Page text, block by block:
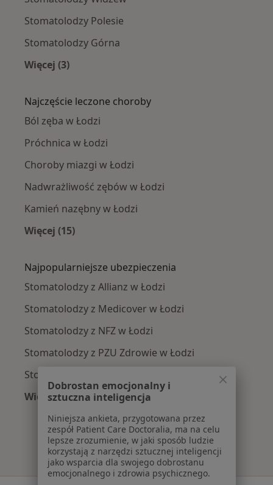
Stomatolodzy Polesie
Stomatolodzy Górna
Więcej (3)
Najczęście leczone choroby
Ból zęba w Łodzi
Próchnica w Łodzi
Choroby miazgi w Łodzi
Nadwrażliwość zębów w Łodzi
Kamień nazębny w Łodzi
Więcej (15)
Najpopularniejsze ubezpieczenia
Stomatolodzy z Allianz w Łodzi
Stomatolodzy z Medicover w Łodzi
Stomatolodzy z NFZ w Łodzi
Stomatolodzy z PZU Zdrowie w Łodzi
Stomatolodzy z Signal Iduna w Łodzi
Więcej (2)
Dobrostan emocjonalny i
sztuczna inteligencja
Niniejsza ankieta, przygotowana przez
zespół Patient Care Doctoralia, ma na celu
lepsze zrozumienie, w jaki sposób ludzie
korzystają z narzędzi sztucznej inteligencji
jako wsparcia dla swojego dobrostanu
emocjonalnego i zdrowia psychicznego.